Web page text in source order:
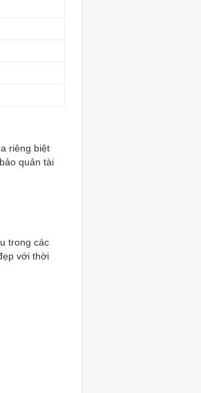
riêng biệt
quản tài
trong các
với thời